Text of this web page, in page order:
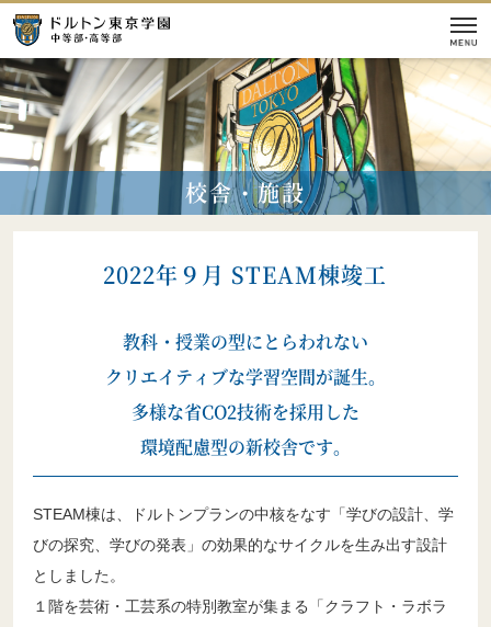
学校紹介
本校の教育
イベント情報
【学校案内】
校舎・施設
2022年９月 STEAM棟竣工
教科・授業の型にとらわれない
クリエイティブな学習空間が誕生。
多様な省CO2技術を採用した
環境配慮型の新校舎です。
STEAM棟は、ドルトンプランの中核をなす「学びの設計、学
びの探究、学びの発表」の効果的なサイクルを生み出す設計
としました。
１階を芸術・工芸系の特別教室が集まる「クラフト・ラボラ